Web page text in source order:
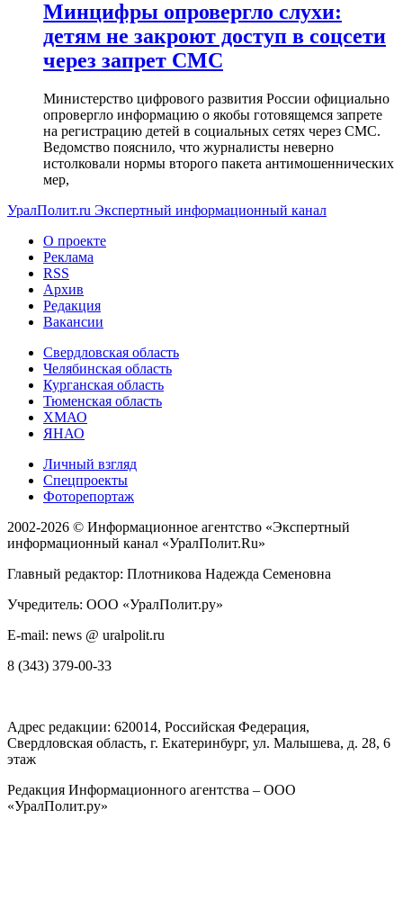
Минцифры опровергло слухи:
детям не закроют доступ в соцсети
через запрет СМС
Министерство цифрового развития России официально
опровергло информацию о якобы готовящемся запрете
на регистрацию детей в социальных сетях через СМС.
Ведомство пояснило, что журналисты неверно
истолковали нормы второго пакета антимошеннических
мер,
УралПолит.ru Экспертный информационный канал
О проекте
Реклама
RSS
Архив
Редакция
Вакансии
Свердловская область
Челябинская область
Курганская область
Тюменская область
ХМАО
ЯНАО
Личный взгляд
Спецпроекты
Фоторепортаж
2002-2026 © Информационное агентство «Экспертный
информационный канал «УралПолит.Ru»
Главный редактор: Плотникова Надежда Семеновна
Учредитель: ООО «УралПолит.ру»
E-mail: news @ uralpolit.ru
8 (343) 379-00-33
Адрес редакции: 620014, Российская Федерация,
Свердловская область, г. Екатеринбург, ул. Малышева, д. 28, 6
этаж
Редакция Информационного агентства – ООО
«УралПолит.ру»